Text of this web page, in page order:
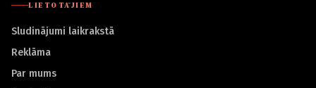
LIETOTĀJIEM
Sludinājumi laikrakstā
Reklāma
Par mums